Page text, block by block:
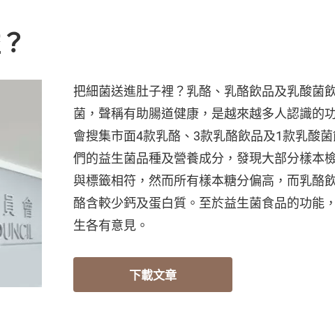
把細菌送進肚子裡？乳酪、乳酪飲品及乳酸菌
菌，聲稱有助腸道健康，是越來越多人認識的
會搜集市面4款乳酪、3款乳酪飲品及1款乳酸
們的益生菌品種及營養成分，發現大部分樣本
與標籤相符，然而所有樣本糖分偏高，而乳酪
酪含較少鈣及蛋白質。至於益生菌食品的功能
生各有意見。
下載文章